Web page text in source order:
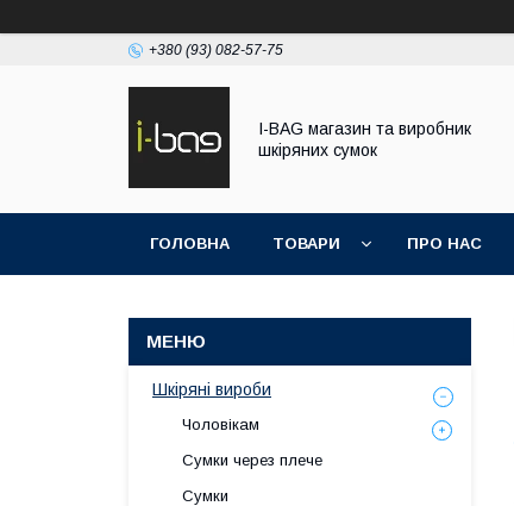
+380 (93) 082-57-75
I-BAG магазин та виробник
шкіряних сумок
ГОЛОВНА ТОВАРИ ПРО НАС
Шкіряні вироби
Чоловікам
Сумки через плече
Сумки